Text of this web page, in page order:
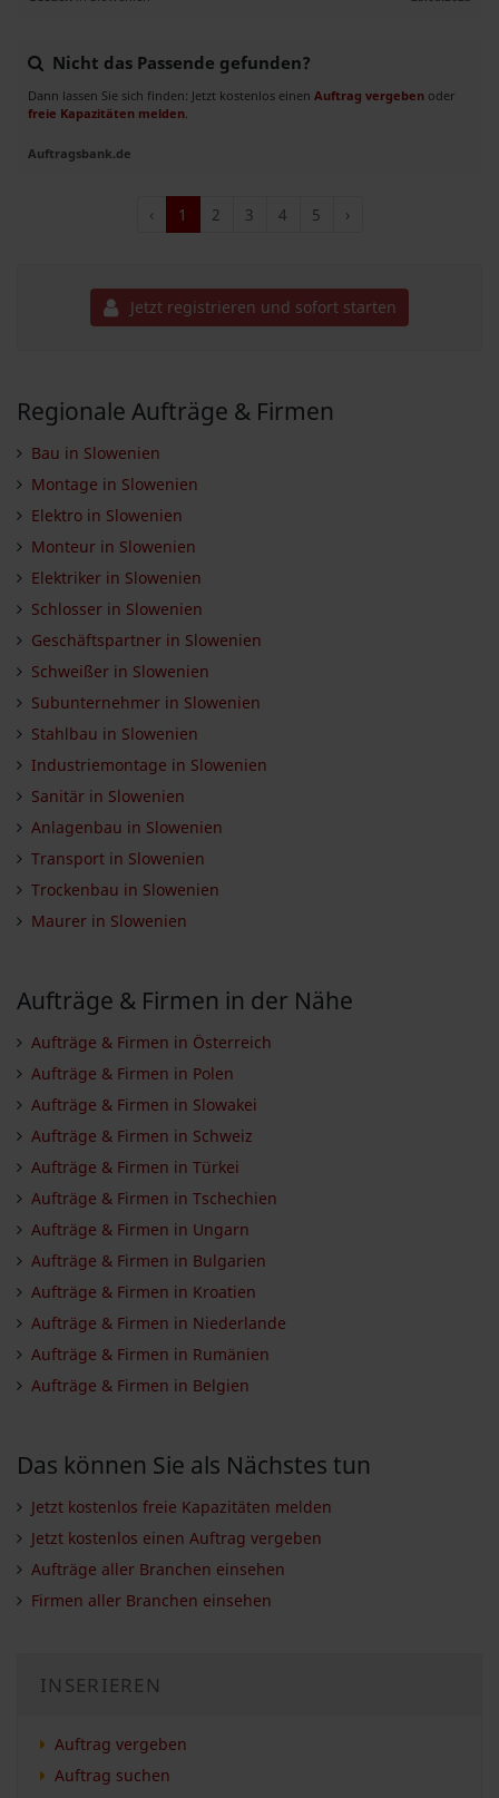
Nicht das Passende gefunden?
Dann lassen Sie sich finden: Jetzt kostenlos einen Auftrag vergeben oder
freie Kapazitäten melden.
Auftragsbank.de
‹ 1 2 3 4 5 ›
Jetzt registrieren und sofort starten
Regionale Aufträge & Firmen
Bau in Slowenien
Montage in Slowenien
Elektro in Slowenien
Monteur in Slowenien
Elektriker in Slowenien
Schlosser in Slowenien
Geschäftspartner in Slowenien
Schweißer in Slowenien
Subunternehmer in Slowenien
Stahlbau in Slowenien
Industriemontage in Slowenien
Sanitär in Slowenien
Anlagenbau in Slowenien
Transport in Slowenien
Trockenbau in Slowenien
Maurer in Slowenien
Aufträge & Firmen in der Nähe
Aufträge & Firmen in Österreich
Aufträge & Firmen in Polen
Aufträge & Firmen in Slowakei
Aufträge & Firmen in Schweiz
Aufträge & Firmen in Türkei
Aufträge & Firmen in Tschechien
Aufträge & Firmen in Ungarn
Aufträge & Firmen in Bulgarien
Aufträge & Firmen in Kroatien
Aufträge & Firmen in Niederlande
Aufträge & Firmen in Rumänien
Aufträge & Firmen in Belgien
Das können Sie als Nächstes tun
Jetzt kostenlos freie Kapazitäten melden
Jetzt kostenlos einen Auftrag vergeben
Aufträge aller Branchen einsehen
Firmen aller Branchen einsehen
INSERIEREN
Auftrag vergeben
Auftrag suchen